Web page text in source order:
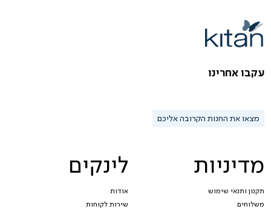
מדיניות
תקנון ותנאי שימוש
משלוחים
לינקים
אודות
שירות לקוחות
עקבו אחרינו
מצאו את החנות הקרובה אליכם